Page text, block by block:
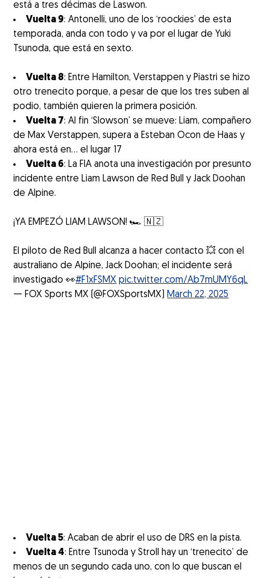
está a tres décimas de Laswon.
Vuelta 9: Antonelli, uno de los ‘roockies’ de esta
temporada, anda con todo y va por el lugar de Yuki
Tsunoda, que está en sexto.
Vuelta 8: Entre Hamilton, Verstappen y Piastri se hizo
otro trenecito porque, a pesar de que los tres suben al
podio, también quieren la primera posición.
Vuelta 7: Al fin ‘Slowson’ se mueve: Liam, compañero
de Max Verstappen, supera a Esteban Ocon de Haas y
ahora está en... el lugar 17
Vuelta 6: La FIA anota una investigación por presunto
incidente entre Liam Lawson de Red Bull y Jack Doohan
de Alpine.
¡YA EMPEZÓ LIAM LAWSON! 🏎️ 🇳🇿
El piloto de Red Bull alcanza a hacer contacto 💥 con el
australiano de Alpine, Jack Doohan; el incidente será
investigado 👀#F1xFSMX pic.twitter.com/Ab7mUMY6qL
— FOX Sports MX (@FOXSportsMX)March 22, 2025
Vuelta 5: Acaban de abrir el uso de DRS en la pista.
Vuelta 4: Entre Tsunoda y Stroll hay un ‘trenecito’ de
menos de un segundo cada uno, con lo que buscan el